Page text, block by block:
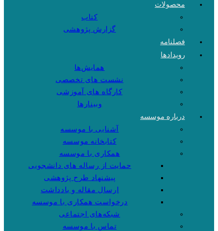
محصولات
کتاب
گزارش پژوهشی
فصلنامه
رویدادها
همایش‌ها
نشست های تخصصی
کارگاه های آموزشی
وبینارها
درباره موسسه
آشنایی با موسسه
کتابخانه موسسه
همکاری با موسسه
حمایت از رساله های دانشجویی
پیشنهاد طرح پژوهشی
ارسال مقاله و یادداشت
درخواست همکاری با موسسه
شبکه‌های اجتماعی
تماس با موسسه